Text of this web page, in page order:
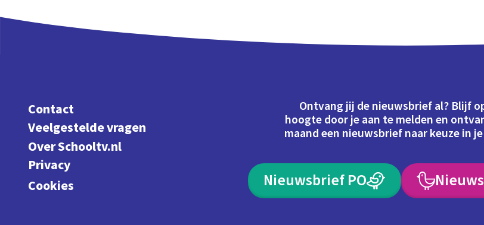
Contact
Veelgestelde vragen
Over Schooltv.nl
Privacy
Cookies
Ontvang jij de nieuwsbrief al? Blijf
hoogte door je aan te melden en
maand een nieuwsbrief naar keuze in
Nieuwsbrief PO